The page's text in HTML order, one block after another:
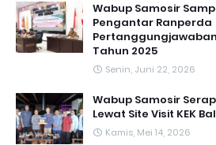
Wabup Samosir
Pengantar Ranperda
Tahun 2025
Senin, Juni 22, 2026
Wabup Samosir
Lewat Site Visit KEK
Kamis, Mei 14, 2026